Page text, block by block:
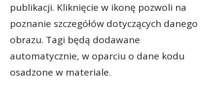
publikacji. Kliknięcie w ikonę pozwoli na
poznanie szczegółów dotyczących danego
obrazu. Tagi będą dodawane
automatycznie, w oparciu o dane kodu
osadzone w materiale.